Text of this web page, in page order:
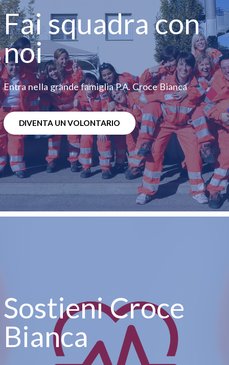
Fai squadra con
noi
Entra nella grande famiglia P.A. Croce Bianca
DIVENTA UN VOLONTARIO
Sostieni Croce
Bianca